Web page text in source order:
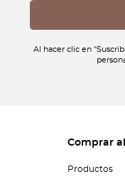
Al hacer clic en
Comprar
Productos